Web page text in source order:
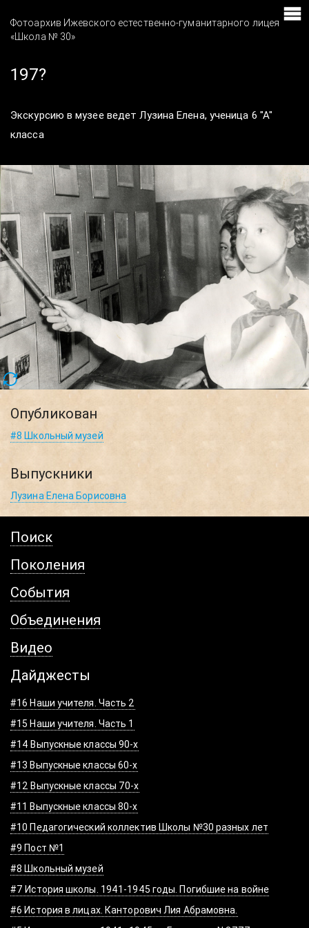
Фотоархив Ижевского естественно-гуманитарного лицея
«Школа № 30»
197?
Экскурсию в музее ведет Лузина Елена, ученица 6 "А"
класса
Опубликован
#8 Школьный музей
Выпускники
Лузина Елена Борисовна
Поиск
Поколения
События
Объединения
Видео
Дайджесты
#16 Наши учителя. Часть 2
#15 Наши учителя. Часть 1
#14 Выпускные классы 90-х
#13 Выпускные классы 60-х
#12 Выпускные классы 70-х
#11 Выпускные классы 80-х
#10 Педагогический коллектив Школы №30 разных лет
#9 Пост №1
#8 Школьный музей
#7 История школы. 1941-1945 годы. Погибшие на войне
#6 История в лицах. Канторович Лия Абрамовна.